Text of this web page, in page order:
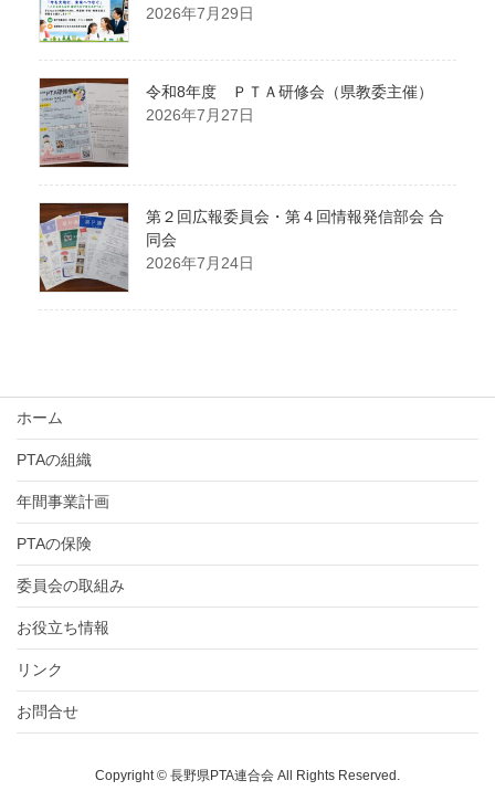
2026年7月29日
令和8年度 ＰＴＡ研修会（県教委主催）
2026年7月27日
第２回広報委員会・第４回情報発信部会 合
同会
2026年7月24日
ホーム
PTAの組織
年間事業計画
PTAの保険
委員会の取組み
お役立ち情報
リンク
お問合せ
Copyright © 長野県PTA連合会 All Rights Reserved.